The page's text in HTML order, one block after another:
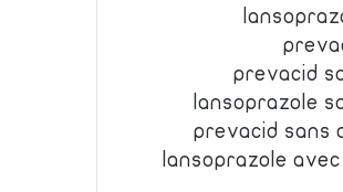
prevacid
lansoprazole
prevacid sans
lansoprazole